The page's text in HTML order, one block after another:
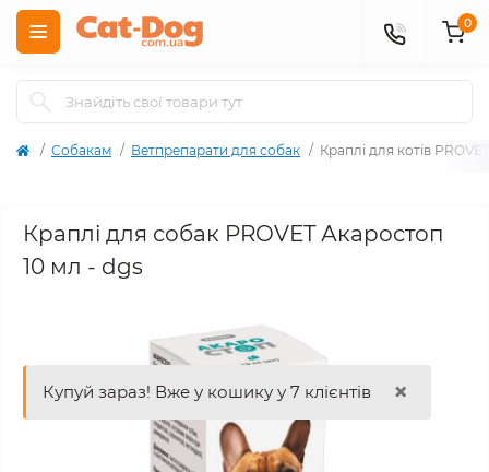
0
Собакам Ветпрепарати для собак Краплі для котів
Краплі для собак PROVET Акаростоп
10 мл - dgs
Купуй зараз! Вже у кошику у 7 клієнтів ×